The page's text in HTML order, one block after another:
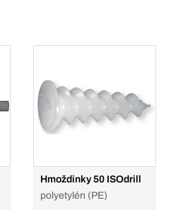
Hmoždinky 50 ISOdrill
polyetylén (PE)